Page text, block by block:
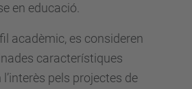
en educació.
acadèmic, es consideren
característiques
pels projectes de